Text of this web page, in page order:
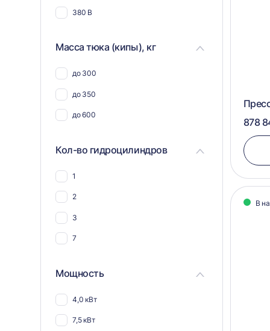
Для синтепона
380 В
Масса тюка (кипы), кг
до 300
до 350
до 600
Кол-во гидроцилиндров
1
2
3
7
Мощность
4,0 кВт
7,5 кВт
878
В